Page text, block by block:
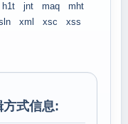
h1t jnt maq
mht
xml xsc xss
方式信息: